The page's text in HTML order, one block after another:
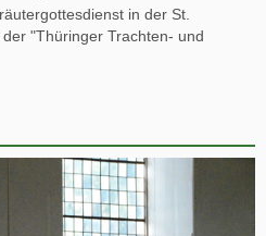
in der St.
"Thüringer Trachten- und